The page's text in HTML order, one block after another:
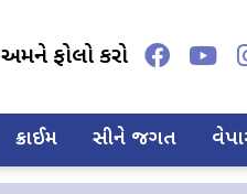
અમને ફોલો કરો
ક્રાઈમ સીને જગત